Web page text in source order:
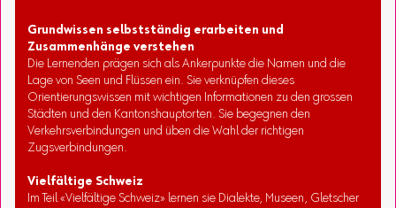
Grundwissen selbstständig erarbeiten und
Zusammenhänge verstehen
Die Lernenden prägen sich als Ankerpunkte die Namen und die
Lage von Seen und Flüssen ein. Sie verknüpfen dieses
Orientierungswissen mit wichtigen Informationen zu den grossen
Städten und den Kantonshauptorten. Sie begegnen den
Verkehrsverbindungen und üben die Wahl der richtigen
Zugsverbindungen.
Vielfältige Schweiz
Im Teil «Vielfältige Schweiz» lernen sie Dialekte, Museen, Gletscher